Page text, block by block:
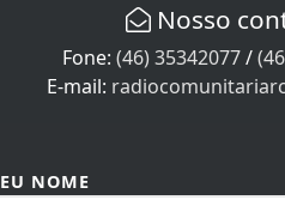
Nosso
Fone:(46) 35342077/
E-mail:
NOME